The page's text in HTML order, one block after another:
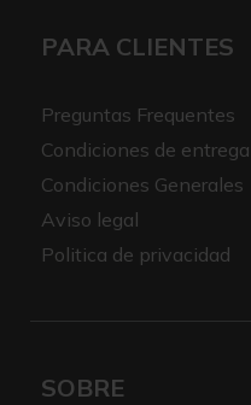
PARA CLIENTES
Preguntas Frequentes
Condiciones de entrega
Condiciones Generales
Aviso legal
Politica de privacidad
SOBRE